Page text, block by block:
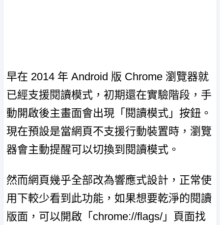
早在 2014 年 Android 版 Chrome 瀏覽器就
已經支援閱讀模式，初期還在實驗階段，手
動開啟後主畫面會出現「閱讀模式」按鈕。
現在預設是當網頁不支援行動裝置時，瀏覽
器會主動提醒可以切換到閱讀模式。
然而網頁幾乎全部改為響應式設計，正常使
用下較少看到此功能，如果想要乾淨的閱讀
版面，可以開啟「chrome://flags/」頁面找